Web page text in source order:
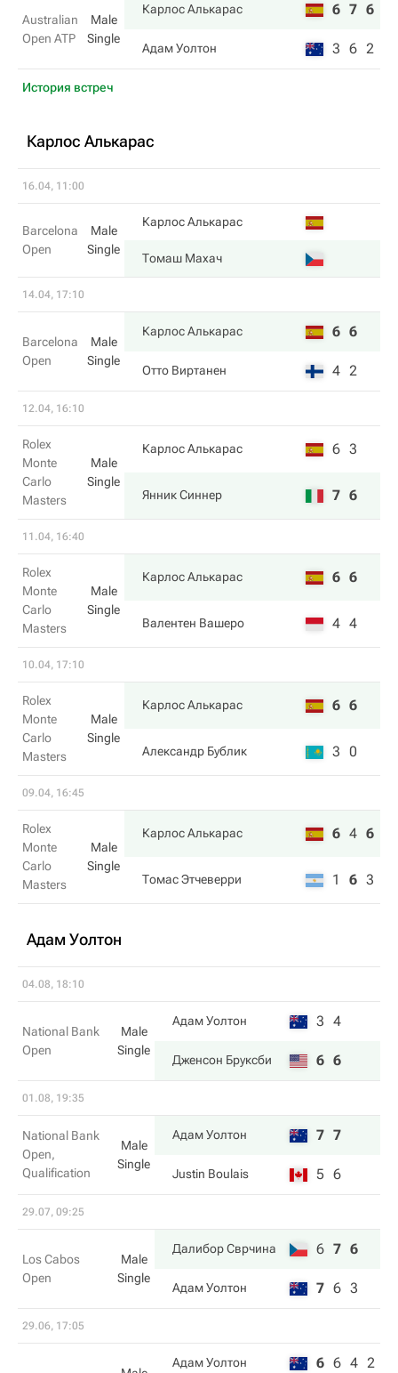
Australian
Open ATP
Male
Single
Карлос Алькарас 6 7 6
Адам Уолтон 3 6 2
История встреч
Карлос Алькарас
16.04, 11:00
Barcelona
Open
Male
Single
Карлос Алькарас
Томаш Махач
14.04, 17:10
Barcelona
Open
Male
Single
Карлос Алькарас 6 6
Отто Виртанен 4 2
12.04, 16:10
Rolex
Monte
Carlo
Masters
Male
Single
Карлос Алькарас 6 3
Янник Синнер 7 6
11.04, 16:40
Rolex
Monte
Carlo
Masters
Male
Single
Карлос Алькарас 6 6
Валентен Вашеро 4 4
10.04, 17:10
Rolex
Monte
Carlo
Masters
Male
Single
Карлос Алькарас 6 6
Александр Бублик 3 0
09.04, 16:45
Rolex
Monte
Carlo
Masters
Male
Single
Карлос Алькарас 6 4 6
Томас Этчеверри 1 6 3
Адам Уолтон
04.08, 18:10
National Bank
Open
Male
Single
Адам Уолтон 3 4
Дженсон Бруксби 6 6
01.08, 19:35
National Bank
Open,
Qualification
Male
Single
Адам Уолтон 7 7
Justin Boulais 5 6
29.07, 09:25
Los Cabos
Open
Male
Single
Далибор Сврчина 6 7 6
Адам Уолтон 7 6 3
29.06, 17:05
Адам Уолтон 6 6 4 2